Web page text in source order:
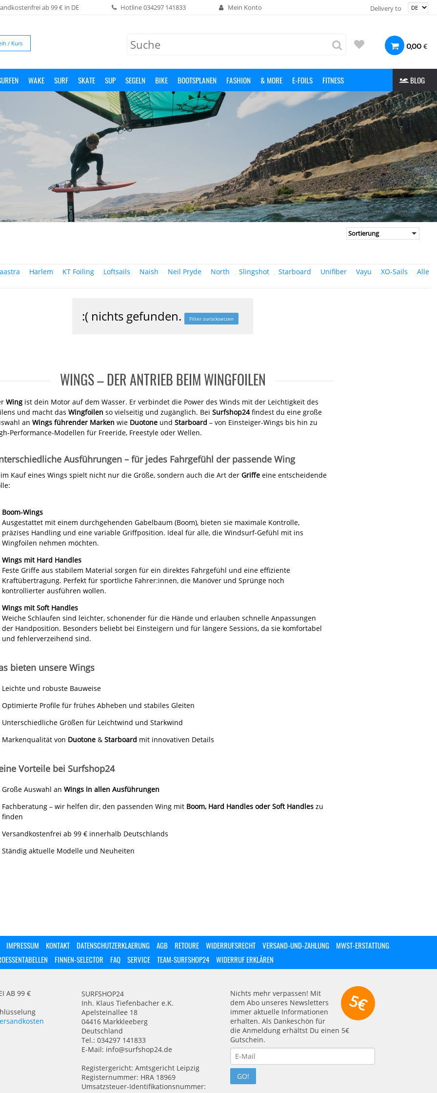
ab 99 € in DE Hotline034297 141833 Mein Konto Delivery to
/ Kurs 0,00 €
WAKE SURF SKATE SUP SEGELN BIKE BOOTSPLANEN FASHION & MORE E-FOILS FITNESS BLOG
Harlem KT Foiling Loftsails Naish Neil Pryde North Slingshot Starboard Unifiber Vayu XO-Sails Alle
:( nichts gefunden. Filter zurücksetzen
WINGS – DER ANTRIEB BEIM WINGFOILEN
Wingist dein Motor auf dem Wasser. Er verbindet die Power des Winds mit der Leichtigkeit des
und macht das Wingfoilen so vielseitig und zugänglich. Bei Surfshop24findest du eine große
an Wings führender Marken wie Duotoneund Starboard – von Einsteiger-Wings bis hin zu
Performance-Modellen für Freeride, Freestyle oder Wellen.
Ausführungen – für jedes Fahrgefühl der passende Wing
Kauf eines Wings spielt nicht nur die Größe, sondern auch die Art der Griffeeine entscheidende
Boom-Wings
Ausgestattet mit einem durchgehenden Gabelbaum (Boom), bieten sie maximale Kontrolle,
präzises Handling und eine variable Griffposition. Ideal für alle, die Windsurf-Gefühl mit ins
Wingfoilen nehmen möchten.
Wings mit Hard Handles
Feste Griffe aus stabilem Material sorgen für ein direktes Fahrgefühl und eine effiziente
Kraftübertragung. Perfekt für sportliche Fahrer:innen, die Manöver und Sprünge noch
kontrollierter ausführen wollen.
Wings mit Soft Handles
Weiche Schlaufen sind leichter, schonender für die Hände und erlauben schnelle Anpassungen
der Handposition. Besonders beliebt bei Einsteigern und für längere Sessions, da sie komfortabel
und fehlerverzeihend sind.
bieten unsere Wings
Leichte und robuste Bauweise
Optimierte Profile für frühes Abheben und stabiles Gleiten
Unterschiedliche Größen für Leichtwind und Starkwind
Markenqualität von Duotone& Starboard mit innovativen Details
Vorteile bei Surfshop24
Große Auswahl an Wings in allen Ausführungen
Fachberatung – wir helfen dir, den passenden Wing mit Boom, Hard Handles oder Soft Handleszu
finden
Versandkostenfrei ab 99 € innerhalb Deutschlands
Ständig aktuelle Modelle und Neuheiten
IMPRESSUM KONTAKT DATENSCHUTZERKLAERUNG AGB RETOURE WIDERRUFSRECHT VERSAND-UND-ZAHLUNG
MWST-ERSTATTUNG
FINNEN-SELECTOR FAQ SERVICE TEAM-SURFSHOP24 WIDERRUF ERKLÄREN
AB 99 €
SURFSHOP24
Inh. Klaus Tiefenbacher e.K.
Apelsteinallee 18
04416 Markkleeberg
Deutschland
Tel.: 034297 141833
E-Mail: info@surfshop24.de
Registergericht: Amtsgericht Leipzig
Registernummer: HRA 18969
Umsatzsteuer-Identifikationsnummer:
5€
Nichts mehr verpassen! Mit
dem Abo unseres Newsletters
immer aktuelle Informationen
erhalten. Als Dankeschön für
die Anmeldung erhältst Du einen 5€
Gutschein.
GO!